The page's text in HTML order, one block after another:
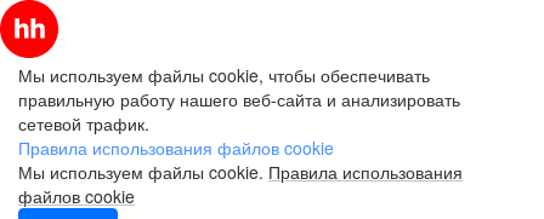
Мы используем файлы cookie, чтобы обеспечивать
правильную работу нашего веб-сайта и анализировать
сетевой трафик.
Правила использования файлов cookie
Мы используем файлы cookie. Правила использования
файлов cookie